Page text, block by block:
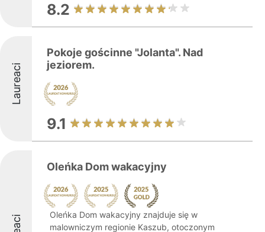
8.2
Laureaci
Pokoje gościnne "Jolanta". Nad
jeziorem.
9.1
Oleńka Dom wakacyjny
Oleńka Dom wakacyjny znajduje się w
malowniczym regionie Kaszub, otoczonym